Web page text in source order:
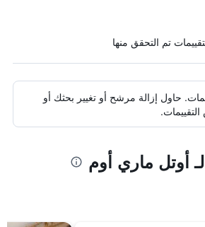
حاول إزالة مرشح أو تغيير بحثك أو
أوتل ماري أوم